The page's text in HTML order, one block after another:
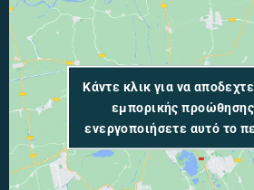
Κάντε κλικ για να
εμπορικής προώθησης
ενεργοποιήσετε αυτό το